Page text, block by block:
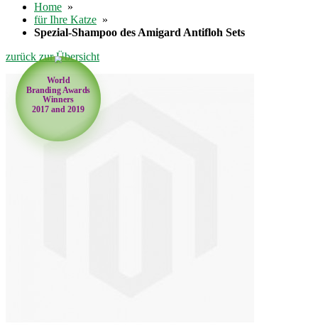
Home »
für Ihre Katze »
Spezial-Shampoo des Amigard Antifloh Sets
World
Branding Awards
Winners
2017 and 2019
zurück zur Übersicht